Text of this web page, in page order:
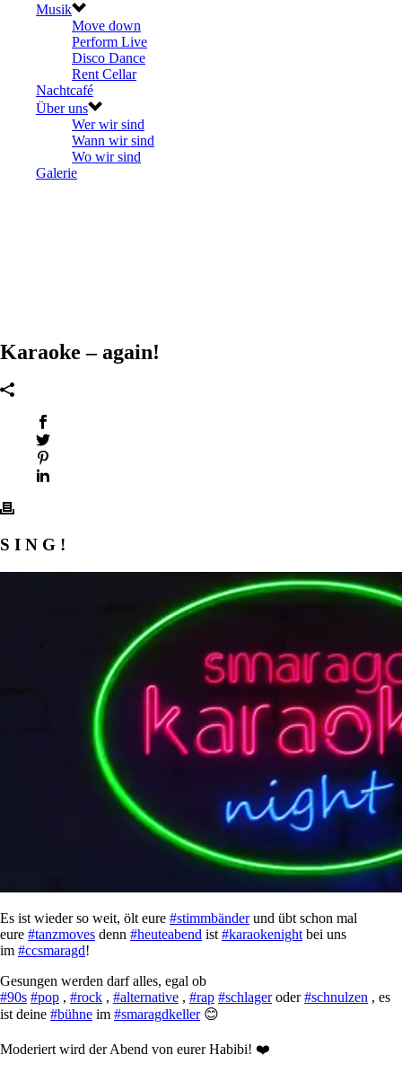
Musik
Move down
Perform Live
Disco Dance
Rent Cellar
Nachtcafé
Über uns
Wer wir sind
Wann wir sind
Wo wir sind
Galerie
Karaoke – again!
S I N G !
Es ist wieder so weit, ölt eure #stimmbänderund übt schon mal
eure #tanzmoves denn #heuteabend ist #karaokenight bei uns
im #ccsmaragd!
Gesungen werden darf alles, egal ob
#90s #pop , #rock , #alternative , #rap #schlageroder#schnulzen , es
ist deine #bühne im #smaragdkeller 😊
Moderiert wird der Abend von eurer Habibi! ❤️